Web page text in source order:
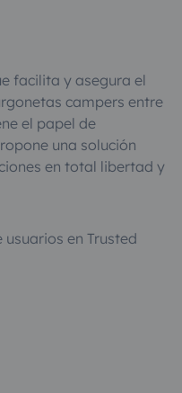
facilita y asegura el
campers entre
el papel de
una solución
en total libertad y
usuarios en Trusted